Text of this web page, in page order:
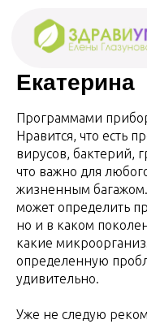
Екатерина
Программами
Нравится, что есть
вирусов, бактерий,
что важно для
жизненным
может определить
но и в каком
какие
определенную
удивительно.
Уже не следую